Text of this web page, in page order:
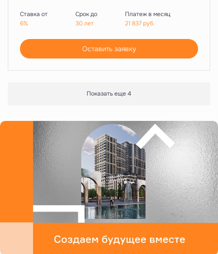
Ставка от
6%
Срок до
30 лет
Платеж в месяц
21 837руб.
Оставить заявку
Показать еще 4